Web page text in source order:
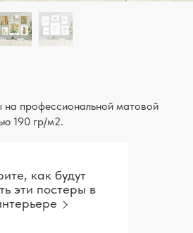
профессиональной матовой
190 гр/м2.
как будут
эти постеры в